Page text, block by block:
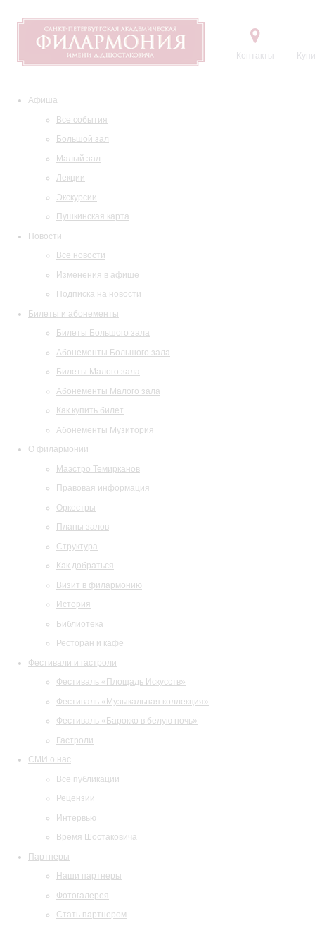
Контакты
Афиша
Все события
Большой зал
Малый зал
Лекции
Экскурсии
Пушкинская карта
Новости
Все новости
Изменения в афише
Подписка на новости
Билеты и абонементы
Билеты Большого зала
Абонементы Большого зала
Билеты Малого зала
Абонементы Малого зала
Как купить билет
Абонементы Музитория
О филармонии
Маэстро Темирканов
Правовая информация
Оркестры
Планы залов
Структура
Как добраться
Визит в филармонию
История
Библиотека
Ресторан и кафе
Фестивали и гастроли
Фестиваль «Площадь Искусств»
Фестиваль «Музыкальная коллекция»
Фестиваль «Барокко в белую ночь»
Гастроли
СМИ о нас
Все публикации
Рецензии
Интервью
Время Шостаковича
Партнеры
Наши партнеры
Фотогалерея
Стать партнером